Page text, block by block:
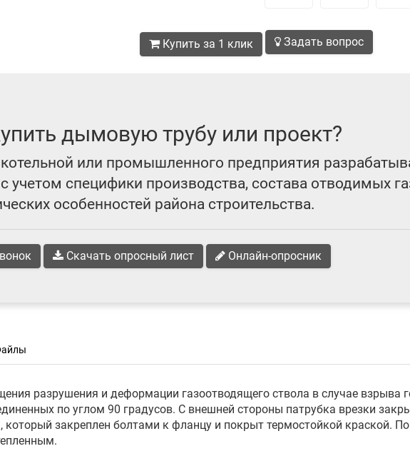
Купить за 1 клик Задать вопрос
дымовую трубу или проект?
или промышленного предприятия
учетом специфики производства, состава отводимых
особенностей района строительства.
Скачать опросный лист Онлайн-опросник
разрушения и деформации газоотводящего ствола в случае взрыва
по углом 90 градусов. C внешней стороны патрубка врезки
закреплен болтами к фланцу и покрыт термостойкой краской.